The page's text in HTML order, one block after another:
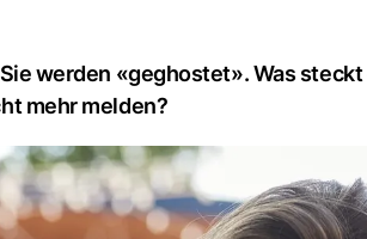
werden «geghostet». Was
mehr melden?